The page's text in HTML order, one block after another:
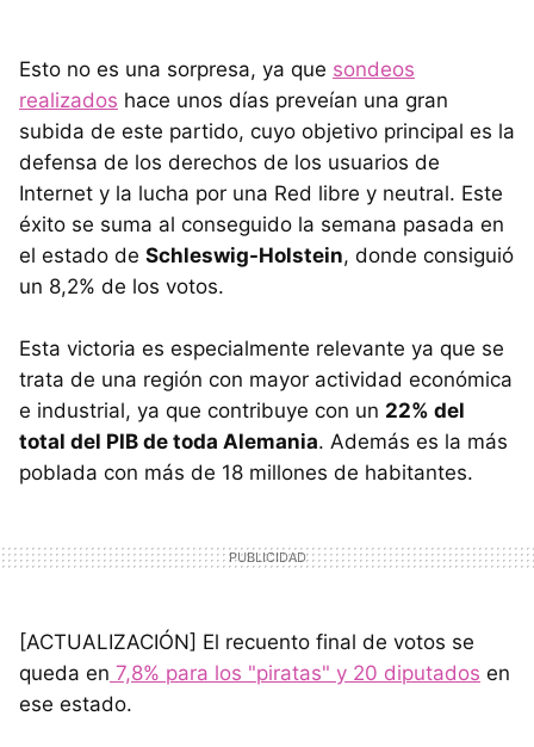
Esto no es una sorpresa, ya que sondeos
realizados hace unos días preveían una gran
subida de este partido, cuyo objetivo principal es la
defensa de los derechos de los usuarios de
Internet y la lucha por una Red libre y neutral. Este
éxito se suma al conseguido la semana pasada en
el estado de Schleswig-Holstein, donde consiguió
un 8,2% de los votos.
Esta victoria es especialmente relevante ya que se
trata de una región con mayor actividad económica
e industrial, ya que contribuye con un 22% del
total del PIB de toda Alemania. Además es la más
poblada con más de 18 millones de habitantes.
[ACTUALIZACIÓN] El recuento final de votos se
queda en 7,8% para los "piratas" y 20 diputados en
ese estado.